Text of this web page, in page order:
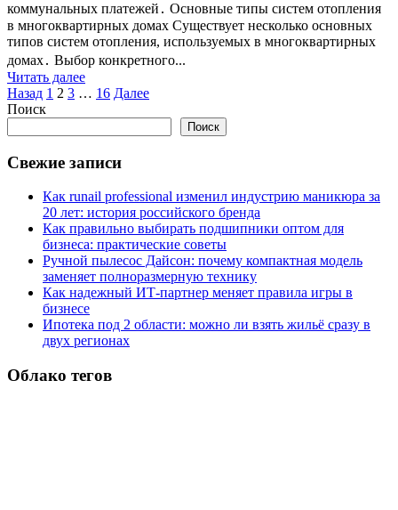
коммунальных платежей․ Основные типы систем отопления
в многоквартирных домах Существует несколько основных
типов систем отопления, используемых в многоквартирных
домах․ Выбор конкретного...
Читать далее
Пагинация
записей
Назад 1 2 3 … 16 Далее
Поиск
Поиск
Свежие записи
Как runail professional изменил индустрию маникюра за
20 лет: история российского бренда
Как правильно выбирать подшипники оптом для
бизнеса: практические советы
Ручной пылесос Дайсон: почему компактная модель
заменяет полноразмерную технику
Как надежный ИТ-партнер меняет правила игры в
бизнесе
Ипотека под 2 области: можно ли взять жильё сразу в
двух регионах
Облако тегов